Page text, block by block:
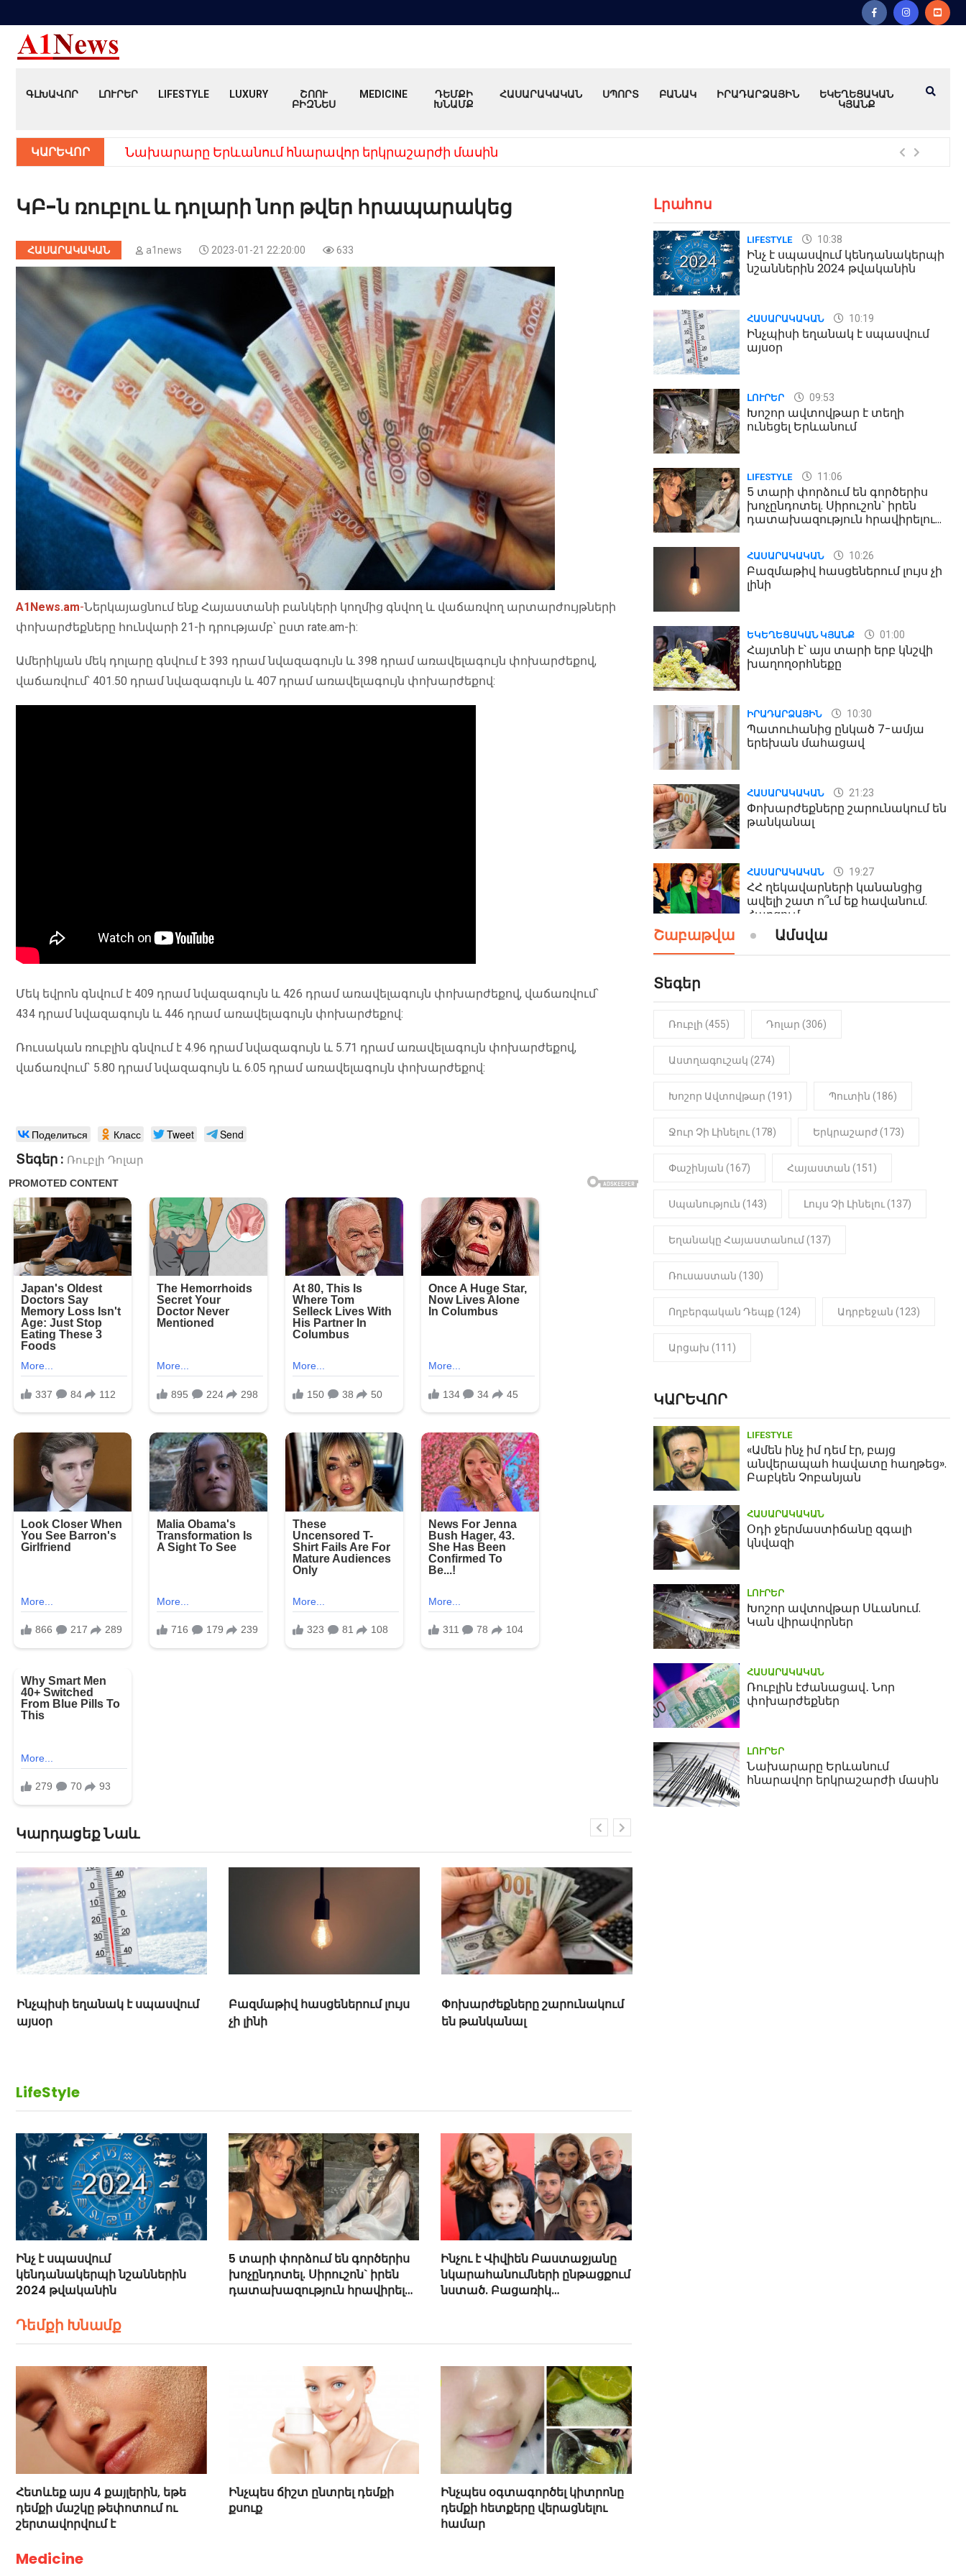
ԳԼԽԱՎՈՐ ԼՈՒՐԵՐ LIFESTYLE LUXURY
ՇՈՈՒ
ԲԻԶՆԵՍ
MEDICINE
ԴԵՄՔԻ
ԽՆԱՄՔ
ՀԱՍԱՐԱԿԱԿԱՆ ՍՊՈՐՏ ԲԱՆԱԿ ԻՐԱԴԱՐՁԱՅԻՆ
ԵԿԵՂԵՑԱԿԱՆ
ԿՅԱՆՔ
ԿԱՐԵՎՈՐ Նախարարը Երևանում հնարավոր երկրաշարժի մասին
ԿԲ-ն ռուբլու և դոլարի նոր թվեր հրապարակեց
ՀԱՍԱՐԱԿԱԿԱՆ a1news 2023-01-21 22:20:00 633
A1News.am-Ներկայացնում ենք Հայաստանի բանկերի կողմից գնվող և վաճառվող արտարժույթների
փոխարժեքները հունվարի 21-ի դրությամբ՝ ըստ rate.am-ի:
Ամերիկյան մեկ դոլարը գնվում է 393 դրամ նվազագույն և 398 դրամ առավելագույն փոխարժեքով,
վաճառվում՝ 401.50 դրամ նվազագույն և 407 դրամ առավելագույն փոխարժեքով:
Մեկ եվրոն գնվում է 409 դրամ նվազագույն և 426 դրամ առավելագույն փոխարժեքով, վաճառվում՝
434 դրամ նվազագույն և 446 դրամ առավելագույն փոխարժեքով:
Ռուսական ռուբլին գնվում է 4.96 դրամ նվազագույն և 5.71 դրամ առավելագույն փոխարժեքով,
վաճառվում` 5.80 դրամ նվազագույն և 6.05 դրամ առավելագույն փոխարժեքով:
Поделиться Класс Tweet Send
Տեգեր : Ռուբլի Դոլար
Կարդացեք Նաև
Ինչպիսի եղանակ է սպասվում
այսօր
Բազմաթիվ հասցեներում լույս
չի լինի
Փոխարժեքները շարունակում
են թանկանալ
LifeStyle
Ինչ է սպասվում
կենդանակերպի նշաններին
2024 թվականին
5 տարի փորձում են գործերիս
խոչընդոտել. Սիրուշոն` իրեն
դատախազություն հրավիրելու
Ինչու է Վիվիեն Բաստաջյանը
նկարահանումների ընթացքում
նստած. Բացառիկ
Դեմքի Խնամք
Հետևեք այս 4 քայլերին, եթե
դեմքի մաշկը թեփոտում ու
շերտավորվում է
Ինչպես ճիշտ ընտրել դեմքի
քսուք
Ինչպես օգտագործել կիտրոնը
դեմքի հետքերը վերացնելու
համար
Medicine
Լրահոս
LIFESTYLE 10:38
Ինչ է սպասվում կենդանակերպի
նշաններին 2024 թվականին
ՀԱՍԱՐԱԿԱԿԱՆ 10:19
Ինչպիսի եղանակ է սպասվում
այսօր
ԼՈՒՐԵՐ 09:53
Խոշոր ավտովթար է տեղի
ունեցել Երևանում
LIFESTYLE 11:06
5 տարի փորձում են գործերիս
խոչընդոտել. Սիրուշոն` իրեն
դատախազություն հրավիրելու
ՀԱՍԱՐԱԿԱԿԱՆ 10:26
Բազմաթիվ հասցեներում լույս չի
լինի
ԵԿԵՂԵՑԱԿԱՆ ԿՅԱՆՔ 01:00
Հայտնի է՝ այս տարի երբ կնշվի
խաղողօրհնեքը
ԻՐԱԴԱՐՁԱՅԻՆ 10:30
Պատուհանից ընկած 7-ամյա
երեխան մահացավ
ՀԱՍԱՐԱԿԱԿԱՆ 21:23
Փոխարժեքները շարունակում են
թանկանալ
ՀԱՍԱՐԱԿԱԿԱՆ 19:27
ՀՀ ղեկավարների կանանցից
ավելի շատ ո՞ւմ եք հավանում.
Հարցում
ԼՈՒՐԵՐ 19:15
կսահմանվի․ Հայտնի է՝ ովքեր են
Ինչու է Վիվիեն Բաստաջյանը
նկարահանումների ընթացքում
մանրամասներ (Տեսանյութ)
Շաբաթվա Ամսվա
Տեգեր
Ռուբլի (455) Դոլար (306)
Աստղագուշակ (274)
Խոշոր Ավտովթար (191) Պուտին (186)
Ջուր Չի Լինելու (178) Երկրաշարժ (173)
Փաշինյան (167) Հայաստան (151)
Սպանություն (143) Լույս Չի Լինելու (137)
Եղանակը Հայաստանում (137)
Ռուսաստան (130)
Ողբերգական Դեպք (124) Ադրբեջան (123)
Արցախ (111)
ԿԱՐԵՎՈՐ
LIFESTYLE
«Ամեն ինչ իմ դեմ էր, բայց
անվերապահ հավատը հաղթեց».
Բաբկեն Չոբանյան
ՀԱՍԱՐԱԿԱԿԱՆ
Օդի ջերմաստիճանը զգալի
կնվազի
ԼՈՒՐԵՐ
Խոշոր ավտովթար Սևանում.
Կան վիրավորներ
ՀԱՍԱՐԱԿԱԿԱՆ
Ռուբլին էժանացավ․ Նոր
փոխարժեքներ
ԼՈՒՐԵՐ
Նախարարը Երևանում
հնարավոր երկրաշարժի մասին